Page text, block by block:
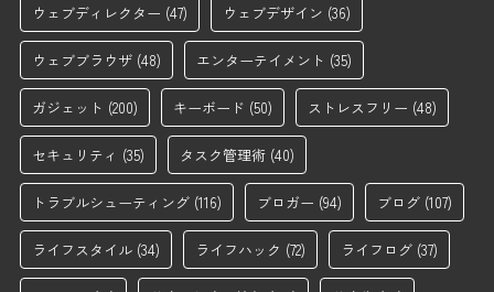
ウェブディレクター (47) ウェブデザイン (36)
ウェブブラウザ (48) エンターテイメント (35)
ガジェット (200) キーボード (50) ストレスフリー (48)
セキュリティ (35) タスク管理術 (40)
トラブルシューティング (116) ブロガー (94) ブログ (107)
ライフスタイル (34) ライフハック (72) ライフログ (37)